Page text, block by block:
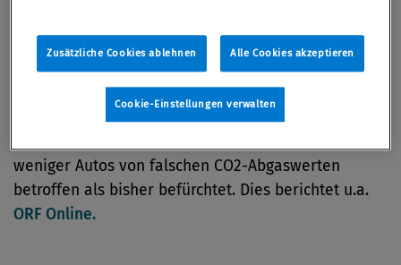
VW-Abgasaffäre
weniger Autos von falschen CO2-Abgaswerten
betroffen als bisher befürchtet. Dies berichtet u.a.
ORF Online.
Zusätzliche Cookies ablehnen Alle Cookies akzeptieren
Cookie-Einstellungen verwalten